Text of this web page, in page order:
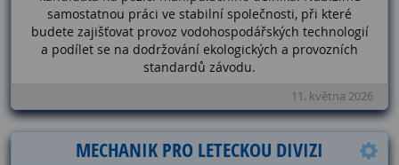
samostatnou práci ve stabilní společnosti, při které
budete zajišťovat provoz vodohospodářských technologií
a podílet se na dodržování ekologických a provozních
standardů závodu.
11. května 2026
MECHANIK PRO LETECKOU DIVIZI